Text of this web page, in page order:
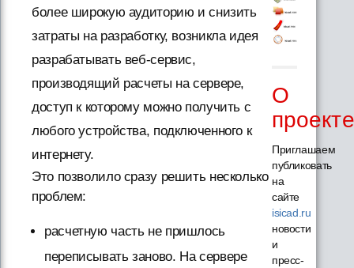
более широкую аудиторию и снизить
затраты на разработку, возникла идея
разрабатывать веб-сервис,
производящий расчеты на сервере,
доступ к которому можно получить с
любого устройства, подключенного к
интернету.
Это позволило сразу решить несколько
проблем:
расчетную часть не пришлось
переписывать заново. На сервере
О
проекте
Приглашаем
публиковать
на
сайте
isicad.ru
новости
и
пресс-